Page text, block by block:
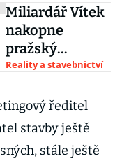
Miliardář Vítek
nakopne
pražský
rezidenční trh.
letos pustí dva
tisíce bytů
Reality a stavebnictví
ředitel
stavby ještě
stále ještě